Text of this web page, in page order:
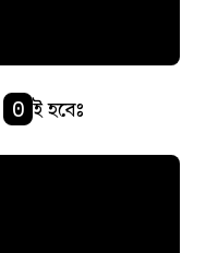
0 ই হবেঃ